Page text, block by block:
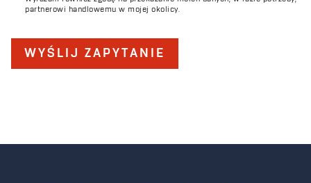
partnerowi handlowemu w mojej okolicy.
WYŚLIJ ZAPYTANIE